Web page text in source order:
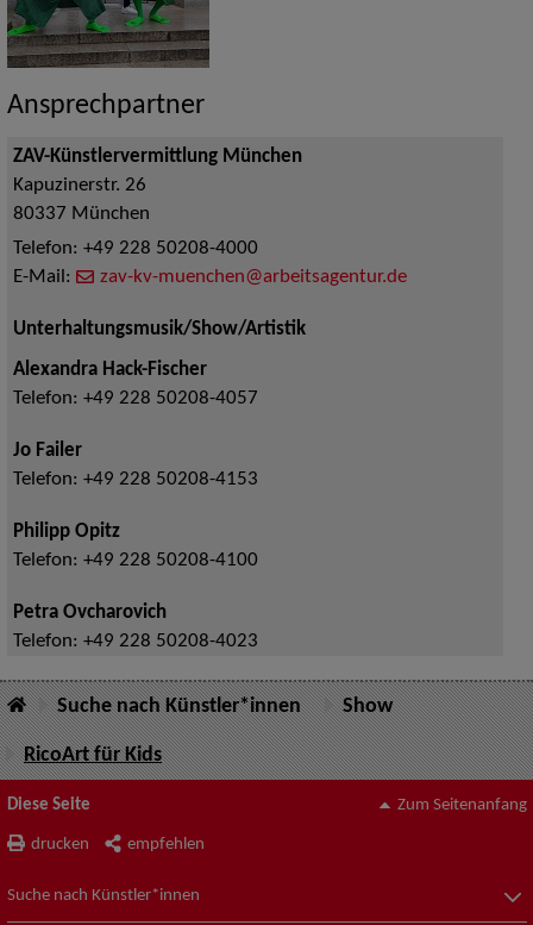
Ansprechpartner
ZAV-Künstlervermittlung München
Kapuzinerstr. 26
80337 München
Telefon: +49 228 50208-4000
E-Mail:
zav-kv-muenchen@arbeitsagentur.de
Unterhaltungsmusik/Show/Artistik
Alexandra Hack-Fischer
Telefon: +49 228 50208-4057
Jo Failer
Telefon: +49 228 50208-4153
Philipp Opitz
Telefon: +49 228 50208-4100
Petra Ovcharovich
Telefon: +49 228 50208-4023
Suche nach Künstler*innen Show
RicoArt für Kids
Diese Seite
drucken empfehlen
Zum Seitenanfang
Suche nach Künstler*innen